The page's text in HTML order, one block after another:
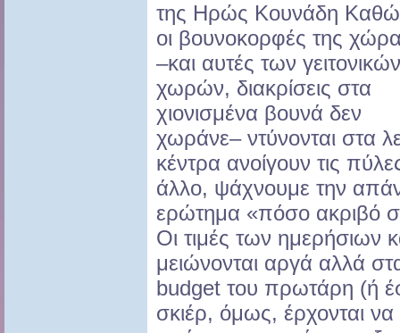
της Ηρώς Κουνάδη
οι βουνοκορφές της
–και αυτές των γειτονικών
χωρών, διακρίσεις στα
χιονισμένα βουνά δεν
χωράνε– ντύνονται στα
κέντρα ανοίγουν τις
άλλο, ψάχνουμε την
ερώτημα «πόσο ακριβό
Οι τιμές των ημερήσιων
μειώνονται αργά αλλά
budget του πρωτάρη (ή
σκιέρ, όμως, έρχονται